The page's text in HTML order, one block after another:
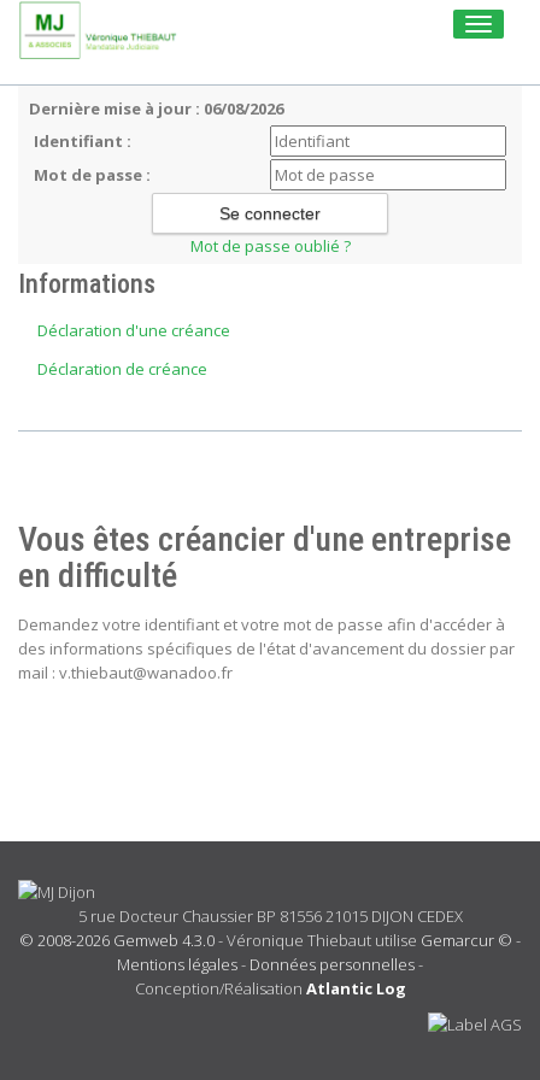
Toggle
Dernière mise à jour : 06/08/2026
Identifiant :
Mot de passe :
Mot de passe oublié ?
Informations
Déclaration d'une créance
Déclaration de créance
Vous êtes créancier d'une entreprise
en difficulté
Demandez votre identifiant et votre mot de passe afin d'accéder à
des informations spécifiques de l'état d'avancement du dossier par
mail : v.thiebaut@wanadoo.fr
5 rue Docteur Chaussier BP 81556 21015 DIJON CEDEX
© 2008-2026 Gemweb 4.3.0- Véronique Thiebaut utilise Gemarcur © -
Mentions légales- Données personnelles-
Conception/Réalisation Atlantic Log